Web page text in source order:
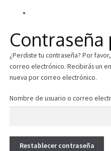
Información
Contraseña
¿Perdiste tu contraseña? Por
correo electrónico. Recibirás un
nueva por correo electrónico.
Nombre de usuario o correo
Restablecer contraseña